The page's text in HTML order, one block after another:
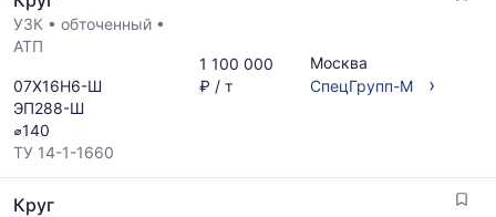
УЗК • обточенный •
АТП
07Х16Н6-Ш
ЭП288-Ш
⌀140
ТУ 14-1-1660
1 100 000
₽ / т
Москва
СпецГрупп-М
›
Круг